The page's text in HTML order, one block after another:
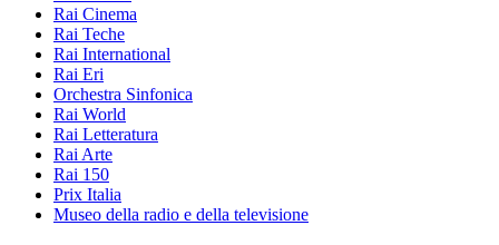
Rai Cinema
Rai Teche
Rai International
Rai Eri
Orchestra Sinfonica
Rai World
Rai Letteratura
Rai Arte
Rai 150
Prix Italia
Museo della radio e della televisione